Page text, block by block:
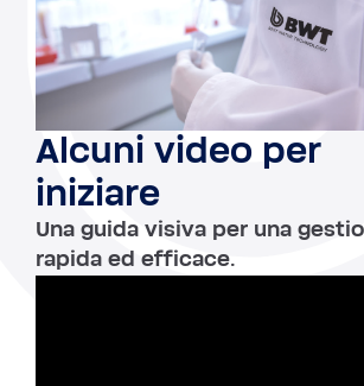
Alcuni video per
iniziare
Una guida visiva per una
rapida ed efficace.